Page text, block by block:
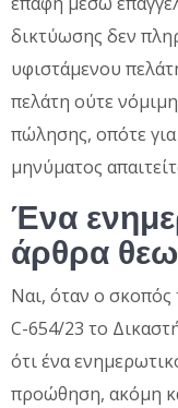
δικτύωσης δεν
υφιστάμενου
πελάτη ούτε
πώλησης, οπότε
μηνύματος
Ένα
άρθρα
Ναι, όταν ο σκοπός
C-654/23 το
ότι ένα
προώθηση, ακόμη